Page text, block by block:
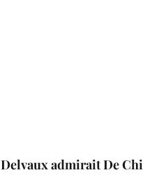
Delvaux admirait De